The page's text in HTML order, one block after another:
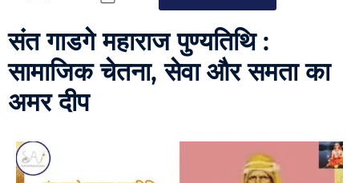
संत गाडगे महाराज पुण्यतिथि :
सामाजिक चेतना, सेवा और समता का
अमर दीप